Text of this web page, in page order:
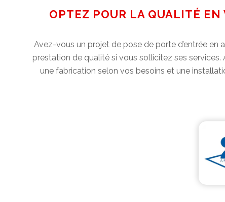
OPTEZ POUR LA QUALITÉ EN
Avez-vous un projet de pose de porte d’entrée en
prestation de qualité si vous sollicitez ses
une fabrication selon vos besoins et une